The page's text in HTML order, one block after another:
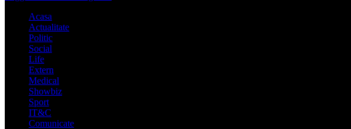
Acasa
Actualitate
Politic
Social
Life
Extern
Medical
Showbiz
Sport
IT&C
Comunicate